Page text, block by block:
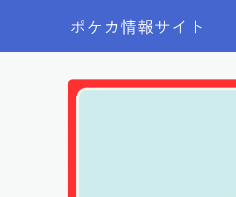
ポケカ情報サイト